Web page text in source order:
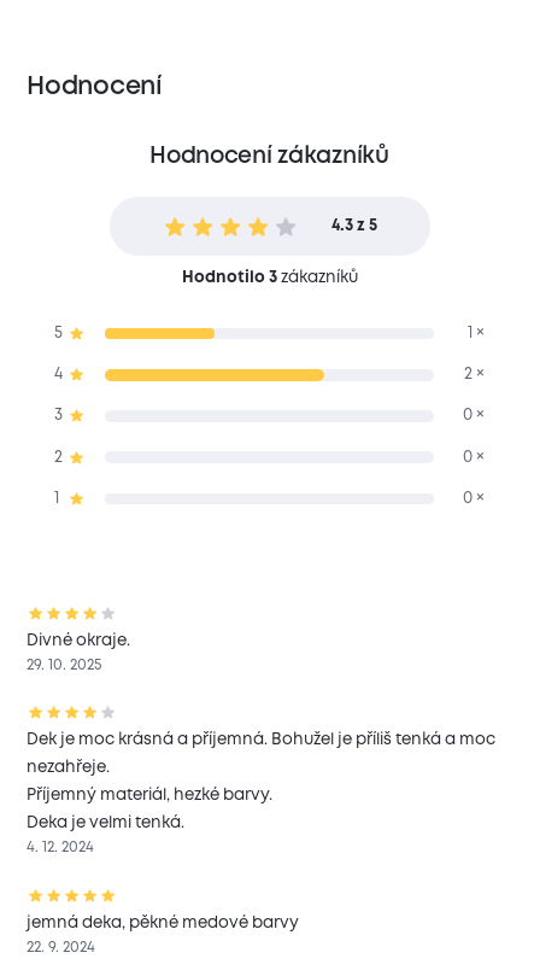
Hodnocení
Hodnocení zákazníků
4.3 z 5
Hodnotilo 3zákazníků
5 1 ×
4 2 ×
3 0 ×
2 0 ×
0 ×
Divné okraje.
29. 10. 2025
Dek je moc krásná a příjemná. Bohužel je příliš tenká a moc
nezahřeje.
Příjemný materiál, hezké barvy.
Deka je velmi tenká.
4. 12. 2024
jemná deka, pěkné medové barvy
22. 9. 2024